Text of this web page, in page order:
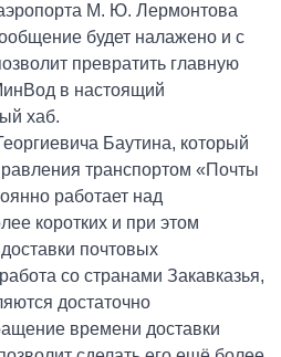
М. Ю. Лермонтова
будет налажено и с
превратить главную
в настоящий
хаб.
Баутина, который
транспортом «Почты
работает над
коротких и при этом
почтовых
со странами Закавказья,
достаточно
времени доставки